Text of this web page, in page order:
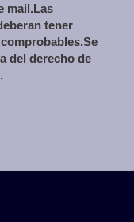
mail.Las
tener
del derecho de